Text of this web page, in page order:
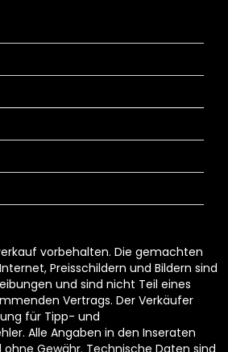
vorbehalten. Die gemachten
Preisschildern und Bildern sind
und sind nicht Teil eines
Vertrags. Der Verkäufer
für Tipp- und
Alle Angaben in den Inseraten
Gewähr. Technische Daten sind